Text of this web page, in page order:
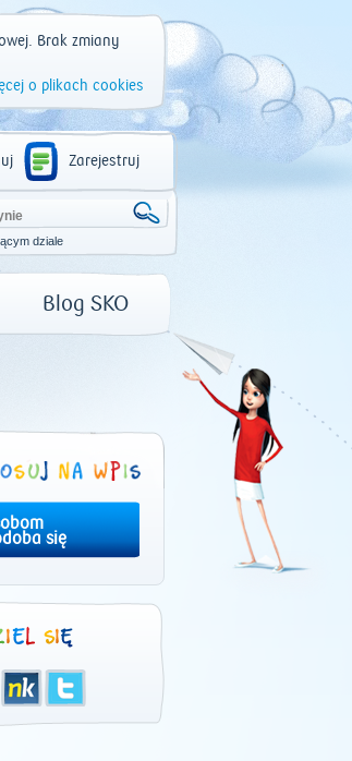
Brak zmiany
o plikach cookies
Zarejestruj
dziale
Blog SKO
się